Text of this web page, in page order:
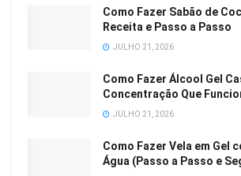
Como Fazer Sabão de
Receita e Passo a Passo
JULHO 21, 2026
Como Fazer Álcool Gel
Concentração Que
JULHO 21, 2026
Como Fazer Vela em Gel
Água (Passo a Passo e